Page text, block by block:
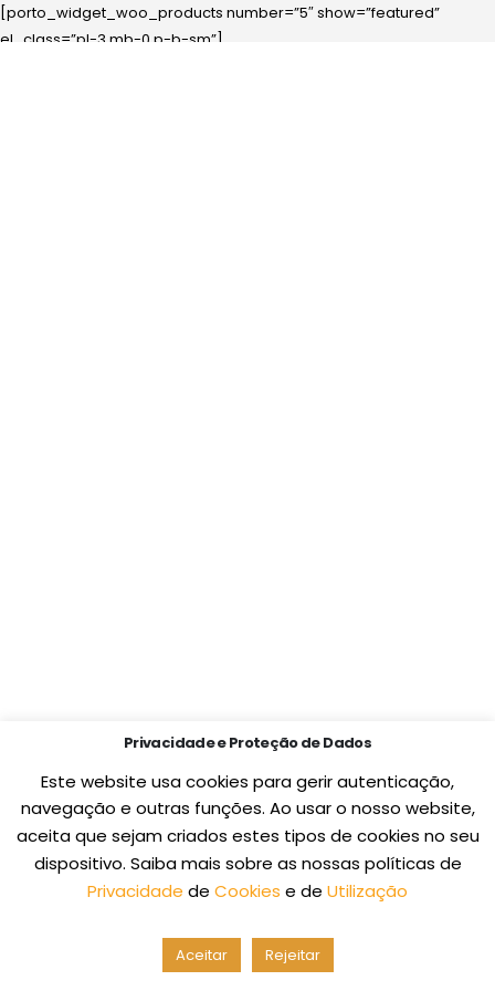
[porto_widget_woo_products number=”5″ show=”featured”
el_class=”pl-3 mb-0 p-b-sm”]
Privacidade e Proteção de Dados
Este website usa cookies para gerir autenticação,
navegação e outras funções. Ao usar o nosso website,
aceita que sejam criados estes tipos de cookies no seu
dispositivo. Saiba mais sobre as nossas políticas de
Privacidade de Cookies e de Utilização
Aceitar Rejeitar